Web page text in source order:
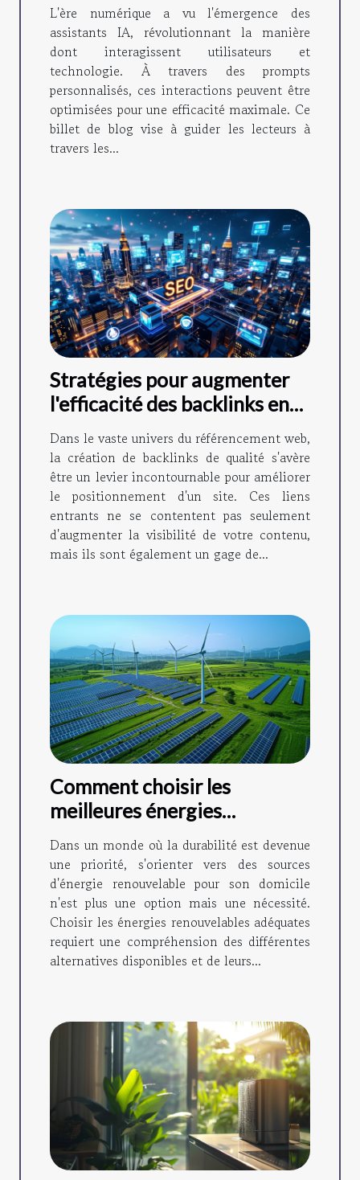
prompts personnalisés
L'ère numérique a vu l'émergence des
assistants IA, révolutionnant la manière
dont interagissent utilisateurs et
technologie. À travers des prompts
personnalisés, ces interactions peuvent être
optimisées pour une efficacité maximale. Ce
billet de blog vise à guider les lecteurs à
travers les...
Stratégies pour augmenter
l'efficacité des backlinks en
SEO
Dans le vaste univers du référencement web,
la création de backlinks de qualité s'avère
être un levier incontournable pour améliorer
le positionnement d'un site. Ces liens
entrants ne se contentent pas seulement
d'augmenter la visibilité de votre contenu,
mais ils sont également un gage de...
Comment choisir les
meilleures énergies
renouvelables pour votre
domicile
Dans un monde où la durabilité est devenue
une priorité, s'orienter vers des sources
d'énergie renouvelable pour son domicile
n'est plus une option mais une nécessité.
Choisir les énergies renouvelables adéquates
requiert une compréhension des différentes
alternatives disponibles et de leurs...